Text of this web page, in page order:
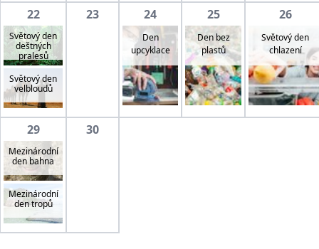
22
Světový den
deštných
pralesů
Světový den
velbloudů
23 24
Den
upcyklace
25
Den bez
plastů
26
Světový den
chlazení
29
Mezinárodní
den bahna
Mezinárodní
den tropů
30